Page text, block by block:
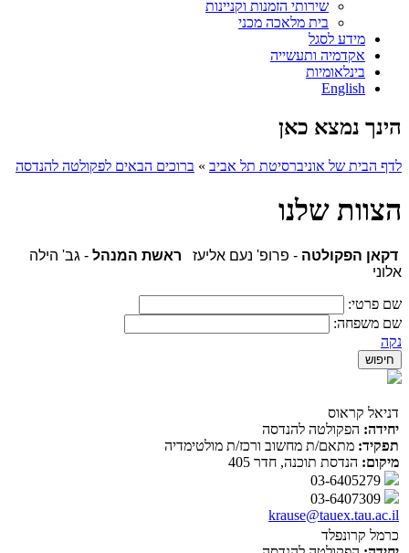
שירותי הזמנות וקניינות
בית מלאכה מכני
מידע לסגל
אקדמיה ותעשייה
בינלאומיות
English
הינך נמצא כאן
לדף הבית של אוניברסיטת תל אביב » ברוכים הבאים לפקולטה להנדסה
הצוות שלנו
דקאן הפקולטה - פרופ' נעם אליעז ראשת המנהל - גב' הילה
אלוני
שם פרטי:
שם משפחה:
נקה
דניאל קראוס
יחידה: הפקולטה להנדסה
תפקיד: מתאם/ת מחשוב ורכז/ת מולטימדיה
מיקום: הנדסת תוכנה, חדר 405
krause@tauex.tau.ac.il
כרמל קרונפלד